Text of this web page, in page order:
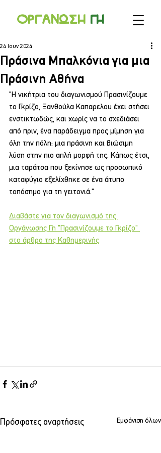
Οργανωση γη
Πράσινα Μπαλκόνια για μια
Πράσινη Αθήνα
24 Ιουν 2024
"Η νικήτρια του διαγωνισμού Πρασινίζουμε
το Γκρίζο, Ξανθούλα Καπαρελου έχει στήσει
ενστικτωδώς, και χωρίς να το σχεδιάσει
από πριν, ένα παράδειγμα προς μίμηση για
όλη την πόλη: μια πράσινη και βιώσιμη
λύση στην πιο απλή μορφή της. Κάπως έτσι,
μια ταράτσα που ξεκίνησε ως προσωπικό
καταφύγιο εξελίχθηκε σε ένα άτυπο
τοπόσημο για τη γειτονιά."
Διαβάστε για τον διαγωνισμό της
Οργάνωσης Γη "Πρασινίζουμε το Γκρίζο"
στο άρθρο της Καθημερινής
Πρόσφατες αναρτήσεις Εμφάνιση όλων